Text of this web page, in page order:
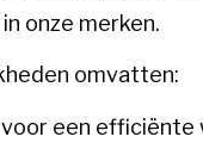
onze merken.
omvatten:
een efficiënte